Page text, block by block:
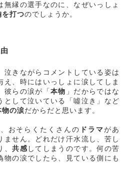
無縁の選手なのに、なぜいっしょ
を打つのでしょうか。
泣きながらコメントしている姿は
え、時にはいっしょに涙してしま
彼らの涙が「本物 」だからではな
として泣いている「噓泣き」など
物の涙だからだと思います。
おそらくたくさんの ドラマがあ
ません。どれだけ汗水流し、苦し
、共感 してしまうのです。何の苦
物の涙でしたら、見ている側にも